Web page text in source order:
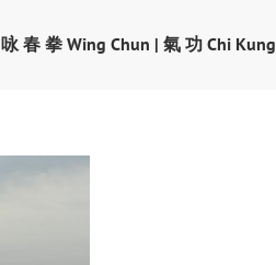
咏 春 拳 Wing Chun | 氣 功 Chi Kung